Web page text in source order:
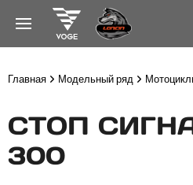
Главная Модельный ряд
СТОП
300